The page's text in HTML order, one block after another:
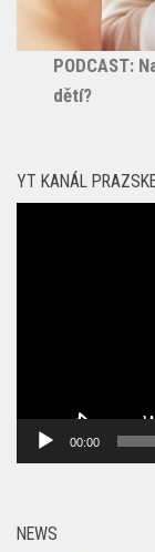
PODCAST:
dětí?
YT KANÁL
00:00
NEWS